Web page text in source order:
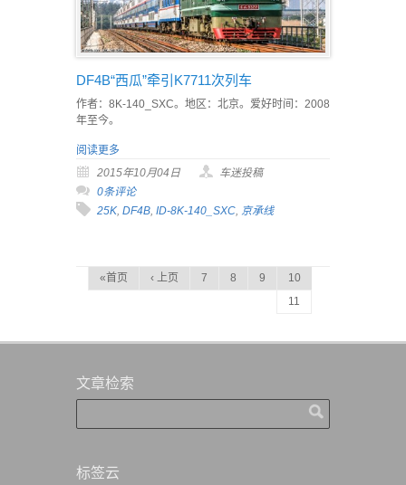
DF4B“西瓜”牵引K7711次列车
作者：8K-140_SXC。地区：北京。爱好时间：2008
年至今。
阅读更多
2015年10月04日
车迷投稿
0条评论
25K DF4B ID-8K-140_SXC 京承线
«首页 ‹ 上页 7 8 9
10
11
文章检索
标签云